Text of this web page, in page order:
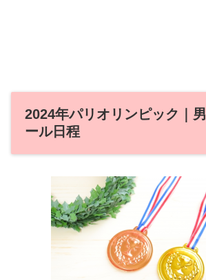
2024年パリオリンピック｜
ール日程